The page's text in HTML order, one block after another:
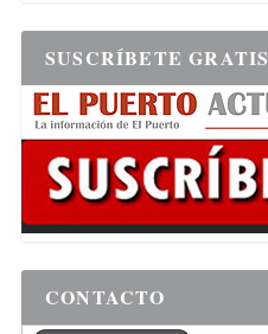
SUSCRÍBETE GRATIS
CONTACTO